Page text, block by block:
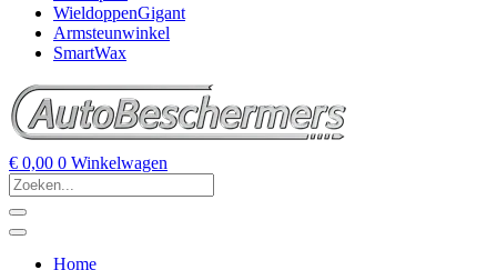
WieldoppenGigant
Armsteunwinkel
SmartWax
€ 0,00 0 Winkelwagen
Home